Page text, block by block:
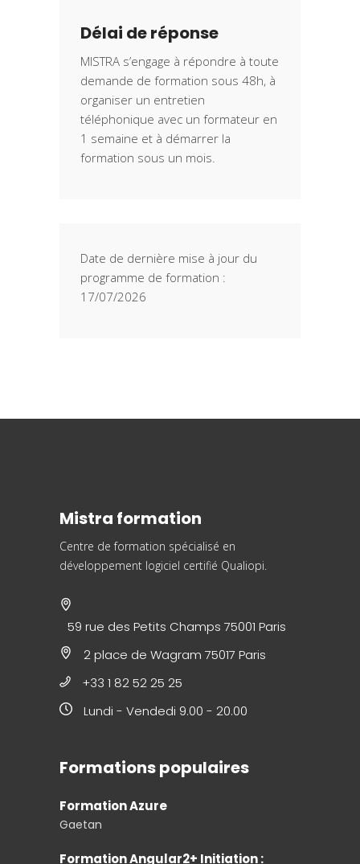
Délai de réponse
MISTRA s’engage à répondre à toute
demande de formation sous 48h, à
organiser un entretien
téléphonique avec un formateur en
1 semaine et à démarrer la
formation sous un mois.
Date de dernière mise à jour du
programme de formation :
17/07/2026
Mistra formation
Centre de formation spécialisé en
développement logiciel certifié Qualiopi.
59 rue des Petits Champs 75001 Paris
2 place de Wagram 75017 Paris
+33 1 82 52 25 25
Lundi - Vendedi 9.00 - 20.00
Formations populaires
Formation Azure
Gaetan
Formation Angular2+ Initiation :